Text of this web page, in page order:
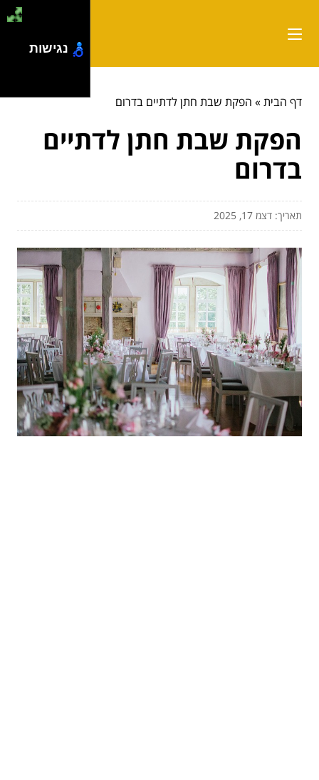
דף הבית» הפקת שבת חתן לדתיים בדרום
הפקת שבת חתן לדתיים
בדרום
תאריך: דצמ 17, 2025
נגישות